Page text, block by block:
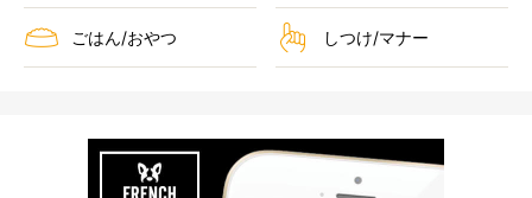
ごはん/おやつ しつけ/マナー